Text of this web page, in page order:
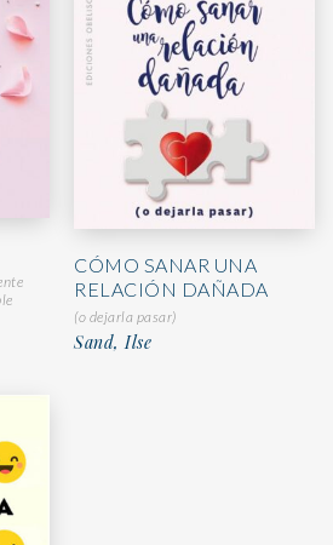
CÓMO SANAR UNA
RELACIÓN DAÑADA
(o dejarla pasar)
Sand, Ilse